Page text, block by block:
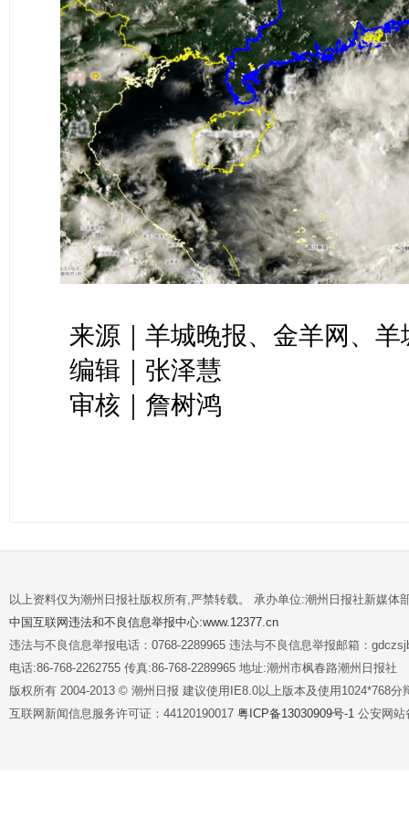
来源｜羊城晚报、金羊网、羊
编辑｜张泽慧
审核｜詹树鸿
以上资料仅为潮州日报社版权所有,严禁转载。 承办单位:潮州日报社新媒体
中国互联网违法和不良信息举报中心:www.12377.cn
违法与不良信息举报电话：0768-2289965 违法与不良信息举报邮箱：
电话:86-768-2262755 传真:86-768-2289965 地址:潮州市枫春路潮州日报社
版权所有 2004-2013 © 潮州日报 建议使用IE8.0以上版本及使用1024*768分
互联网新闻信息服务许可证：44120190017 粤ICP备13030909号-1 公安网站